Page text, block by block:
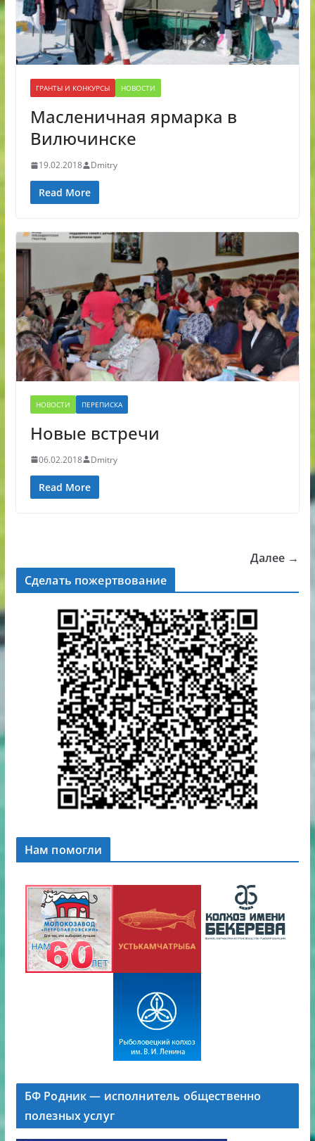
ГРАНТЫ И КОНКУРСЫ НОВОСТИ
Масленичная ярмарка в
Вилючинске
19.02.2018 Dmitry
Read More
НОВОСТИ ПЕРЕПИСКА
Новые встречи
06.02.2018 Dmitry
Read More
Далее →
Сделать пожертвование
Нам помогли
БФ Родник — исполнитель общественно
полезных услуг